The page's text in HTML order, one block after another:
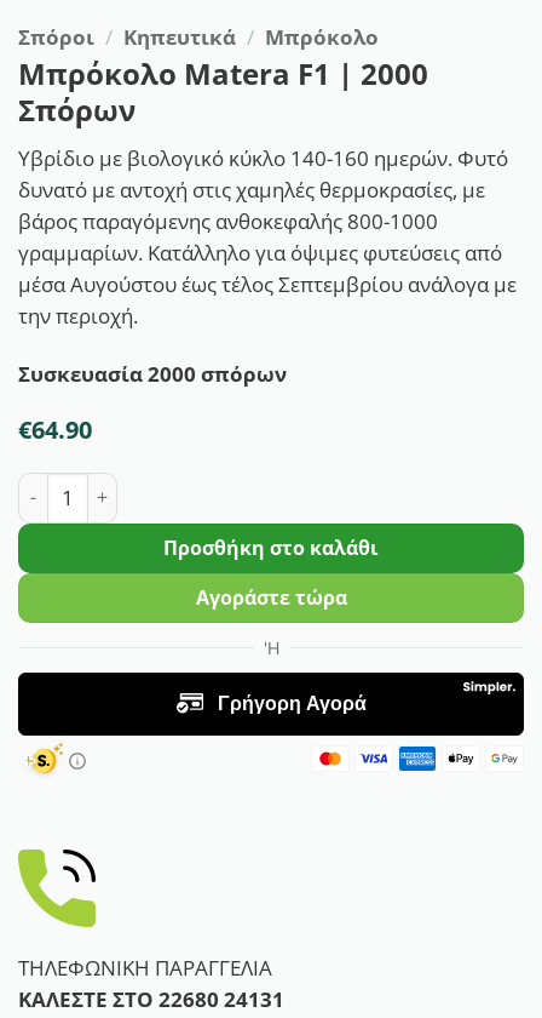
Σπόροι / Κηπευτικά / Μπρόκολο
Μπρόκολο Matera F1 | 2000
Σπόρων
Υβρίδιο με βιολογικό κύκλο 140-160 ημερών. Φυτό
δυνατό με αντοχή στις χαμηλές θερμοκρασίες, με
βάρος παραγόμενης ανθοκεφαλής 800-1000
γραμμαρίων. Κατάλληλο για όψιμες φυτεύσεις από
μέσα Αυγούστου έως τέλος Σεπτεμβρίου ανάλογα με
την περιοχή.
Συσκευασία 2000 σπόρων
€64.90
Μπρόκολο Matera F1 | 2000 Σπόρων ποσότητα
Προσθήκη στο καλάθι
Αγοράστε τώρα
ΤΗΛΕΦΩΝΙΚΗ ΠΑΡΑΓΓΕΛΙΑ
ΚΑΛΕΣΤΕ ΣΤΟ 22680 24131